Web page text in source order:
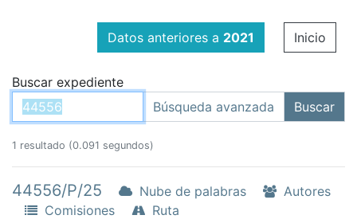
Datos anteriores a 2021 Inicio
Buscar expediente
1 resultado (0.091 segundos)
44556/P/25 Nube de palabras
Autores
Comisiones
Ruta